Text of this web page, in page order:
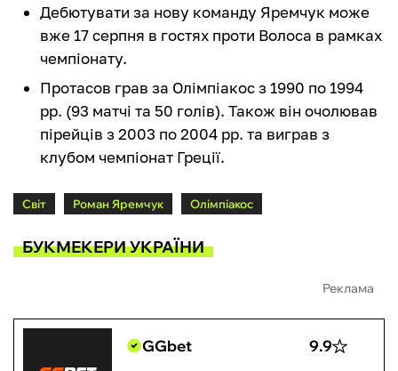
Дебютувати за нову команду Яремчук може
вже 17 серпня в гостях проти Волоса в рамках
чемпіонату.
Протасов грав за Олімпіакос з 1990 по 1994
рр. (93 матчі та 50 голів). Також він очолював
пірейців з 2003 по 2004 рр. та виграв з
клубом чемпіонат Греції.
Світ Роман Яремчук Олімпіакос
БУКМЕКЕРИ УКРАЇНИ
Реклама
GGbet 9.9